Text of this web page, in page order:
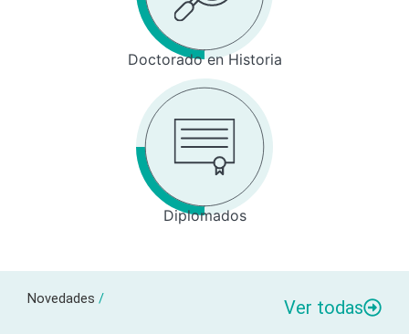
Doctorado en Historia
Diplomados
Novedades / Ver todas